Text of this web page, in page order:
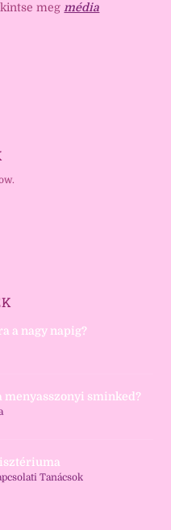
megmédia
a nagy napig?
menyasszonyi sminked?
Tanácsok